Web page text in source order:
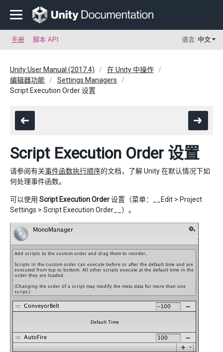
手册 脚本 API 语言: 中文
Unity User Manual (2017.4)
在 Unity 中操作
编辑器功能
Settings Managers
Script Execution Order 设置
Script Execution Order 设置
请参阅有关事件函数执行顺序的文档，了解 Unity 在默认情况下如
何处理事件函数。
可以使用 Script Execution Order设置（菜单：__Edit > Project
Settings > Script Execution Order__）。